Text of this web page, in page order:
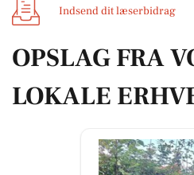
Indsend dit læserbidrag
OPSLAG FRA
LOKALE